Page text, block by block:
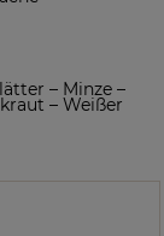
– Minze–
– Weißer